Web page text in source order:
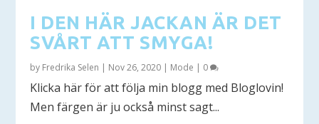
I DEN HÄR JACKAN ÄR DET
SVÅRT ATT SMYGA!
by Fredrika Selen | Nov 26, 2020 | Mode | 0
Klicka här för att följa min blogg med Bloglovin!
Men färgen är ju också minst sagt...